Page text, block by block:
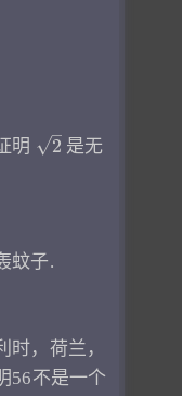
明 2
–
√
是无
蚊子.
，荷兰，
56不是一个